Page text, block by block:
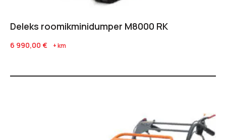
Deleks roomikminidumper M8000 RK
6 990,00 € + km